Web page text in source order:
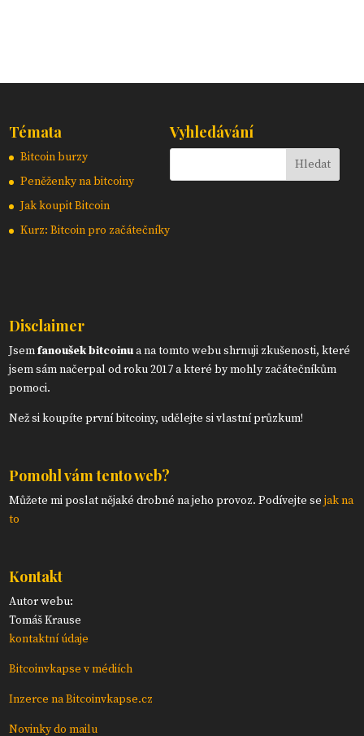
Témata
Bitcoin burzy
Peněženky na bitcoiny
Jak koupit Bitcoin
Kurz: Bitcoin pro začátečníky
Vyhledávání
Disclaimer
Jsemfanoušek bitcoinua na tomto webu shrnuji zkušenosti, které
jsem sám načerpal od roku 2017 a které by mohly začátečníkům
pomoci.
Než si koupíte první bitcoiny, udělejte si vlastní průzkum!
Pomohl vám tento web?
Můžete mi poslat nějaké drobné na jeho provoz. Podívejte sejak na
to
Kontakt
Autor webu:
Tomáš Krause
kontaktní údaje
Bitcoinvkapse v médiích
Inzerce na Bitcoinvkapse.cz
Novinky do mailu